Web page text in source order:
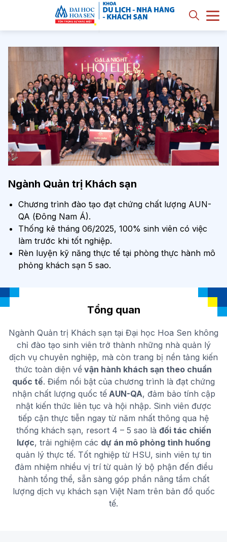
Ngành Quản trị Khách sạn
Chương trình đào tạo đạt chứng chất lượng AUN-
QA (Đông Nam Á).
Thống kê tháng 06/2025, 100% sinh viên có việc
làm trước khi tốt nghiệp.
Rèn luyện kỹ năng thực tế tại phòng thực hành mô
phỏng khách sạn 5 sao.
Tổng quan
Ngành Quản trị Khách sạn tại Đại học Hoa Sen không
chỉ đào tạo sinh viên trở thành những nhà quản lý
dịch vụ chuyên nghiệp, mà còn trang bị nền tảng kiến
thức toàn diện về vận hành khách sạn theo chuẩn
quốc tế. Điểm nổi bật của chương trình là đạt chứng
nhận chất lượng quốc tếAUN-QA, đảm bảo tính cập
nhật kiến thức liên tục và hội nhập. Sinh viên được
tiếp cận thực tiễn ngay từ năm nhất thông qua hệ
thống khách sạn, resort 4 – 5 sao là đối tác chiến
lược, trải nghiệm các dự án mô phỏng tình huống
quản lý thực tế. Tốt nghiệp từ HSU, sinh viên tự tin
đảm nhiệm nhiều vị trí từ quản lý bộ phận đến điều
hành tổng thể, sẵn sàng góp phần nâng tầm chất
lượng dịch vụ khách sạn Việt Nam trên bản đồ quốc
tế.